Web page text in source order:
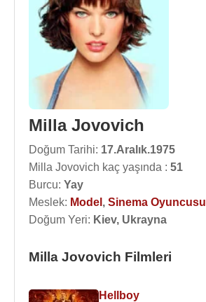
Milla Jovovich
Doğum Tarihi: 17.Aralık.1975
Milla Jovovich kaç yaşında : 51
Burcu: Yay
Meslek: Model , Sinema Oyuncusu
Doğum Yeri: Kiev, Ukrayna
Milla Jovovich Filmleri
Hellboy